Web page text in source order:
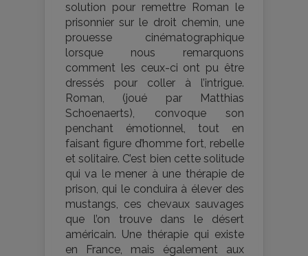
solution pour remettre Roman le
prisonnier sur le droit chemin, une
prouesse cinématographique
lorsque nous remarquons
comment les ceux-ci ont pu être
dressés pour coller à l’intrigue.
Roman, (joué par Matthias
Schoenaerts), convoque son
penchant émotionnel, tout en
faisant figure d’homme fort, rebelle
et solitaire. C’est bien cette solitude
qui va le mener à une thérapie de
prison, qui le conduira à élever des
mustangs, ces chevaux sauvages
que l’on trouve dans le désert
américain. Une thérapie qui existe
en France, mais également aux